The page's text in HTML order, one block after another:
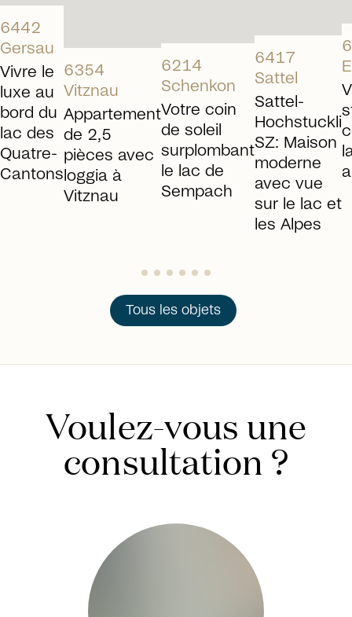
6442
Gersau
Vivre le
luxe au
bord du
lac des
Quatre-
Cantons
6354
Vitznau
Appartement
de 2,5
pièces avec
loggia à
Vitznau
6214
Schenkon
Votre coin
de soleil
surplombant
le lac de
Sempach
6417
Sattel
Sattel-
Hochstuckli
SZ: Maison
moderne
avec vue
sur le lac et
les Alpes
Tous les objets
Voulez-vous une
consultation ?